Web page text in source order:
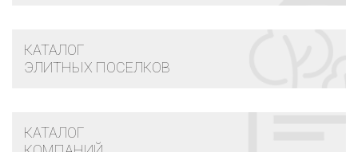
КАТАЛОГ
ЭЛИТНЫХ ПОСЕЛКОВ
КАТАЛОГ